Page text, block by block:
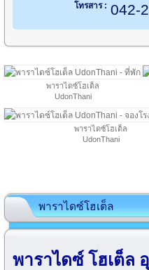
โทรสาร : 042-
พาราไดซ์โฮเต็ล
UdonThani
พาราไดซ์โฮเต็ล
UdonThani
พาราไดซ์โฮเต็ล
พาราไดซ์ โฮเต็ล